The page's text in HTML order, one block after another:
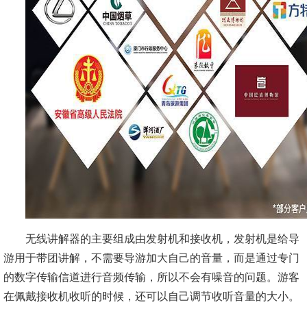
无线讲解器的主要组成由发射机和接收机，发射机是给导
游用于带团讲解，不需要导游加大自己的音量，而是通过专门
的数字传输信道进行音频传输，所以不会有噪音的问题。游客
在佩戴接收机收听的时候，还可以自己调节收听音量的大小。